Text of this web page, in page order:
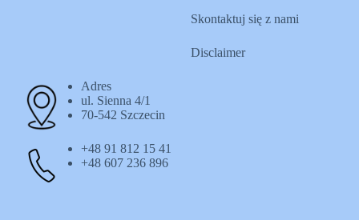
Skontaktuj się z nami
Disclaimer
Adres
ul. Sienna 4/1
70-542 Szczecin
+48 91 812 15 41
+48 607 236 896